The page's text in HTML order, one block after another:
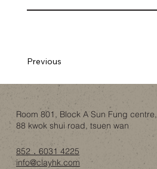
Previous
Room 801, Block A Sun Fung centre,
88 kwok shui road, tsuen wan
852．6031 4225
info@clayhk.com